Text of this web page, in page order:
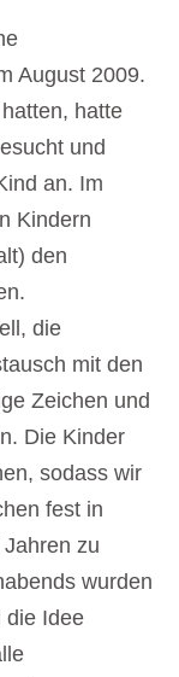
August 2009.
hatte
und
an. Im
Kindern
den
die
mit den
Zeichen und
Die Kinder
sodass wir
fest in
zu
wurden
die Idee